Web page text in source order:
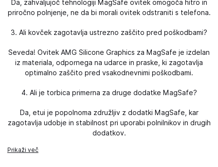
Da, zahvaljujoč tehnologiji MagSafe ovitek omogoča hitro in
priročno polnjenje, ne da bi morali ovitek odstraniti s telefona.
3. Ali kovček zagotavlja ustrezno zaščito pred poškodbami?
Seveda! Ovitek AMG Silicone Graphics za MagSafe je izdelan
iz materiala, odpornega na udarce in praske, ki zagotavlja
optimalno zaščito pred vsakodnevnimi poškodbami.
4. Ali je torbica primerna za druge dodatke MagSafe?
Da, etui je popolnoma združljiv z dodatki MagSafe, kar
zagotavlja udobje in stabilnost pri uporabi polnilnikov in drugih
dodatkov.
Prikaži več